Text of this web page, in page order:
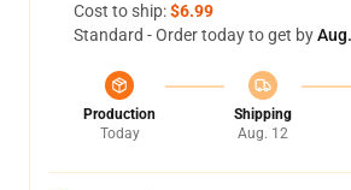
Cost to ship:$6.99
Standard - Order today to get by
Production
Today
Shipping
Aug. 12